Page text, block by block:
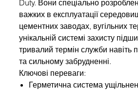
Duty. Вони спеціально
важких в експлуатації
цементних заводах, вугільних
унікальній системі захисту
тривалий термін служби
та сильному забрудненні.
Ключові переваги:
Герметична система